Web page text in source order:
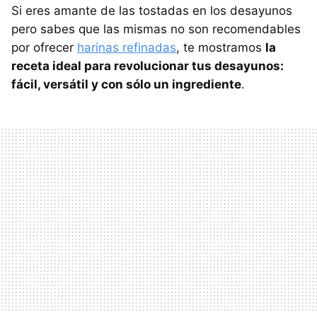
Si eres amante de las tostadas en los desayunos
pero sabes que las mismas no son recomendables
por ofrecer harinas refinadas, te mostramos la
receta ideal para revolucionar tus desayunos:
fácil, versátil y con sólo un ingrediente.